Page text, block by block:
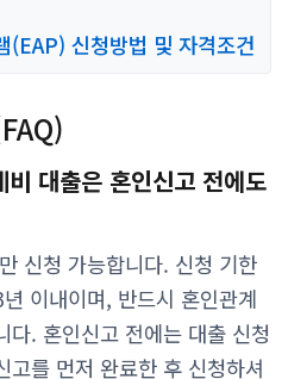
(EAP) 신청방법 및 자격조건
비 대출은 혼인신고 전에도
신청 가능합니다. 신청 기한
이내이며, 반드시 혼인관계
다. 혼인신고 전에는 대출 신청
고를 먼저 완료한 후 신청하셔